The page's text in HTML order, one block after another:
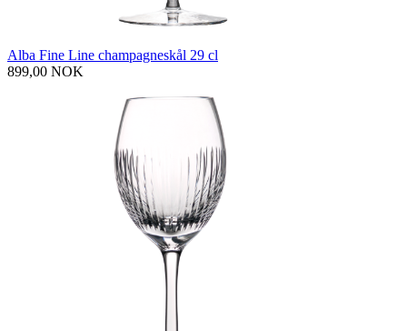
Alba Fine Line champagneskål 29 cl
899,00 NOK